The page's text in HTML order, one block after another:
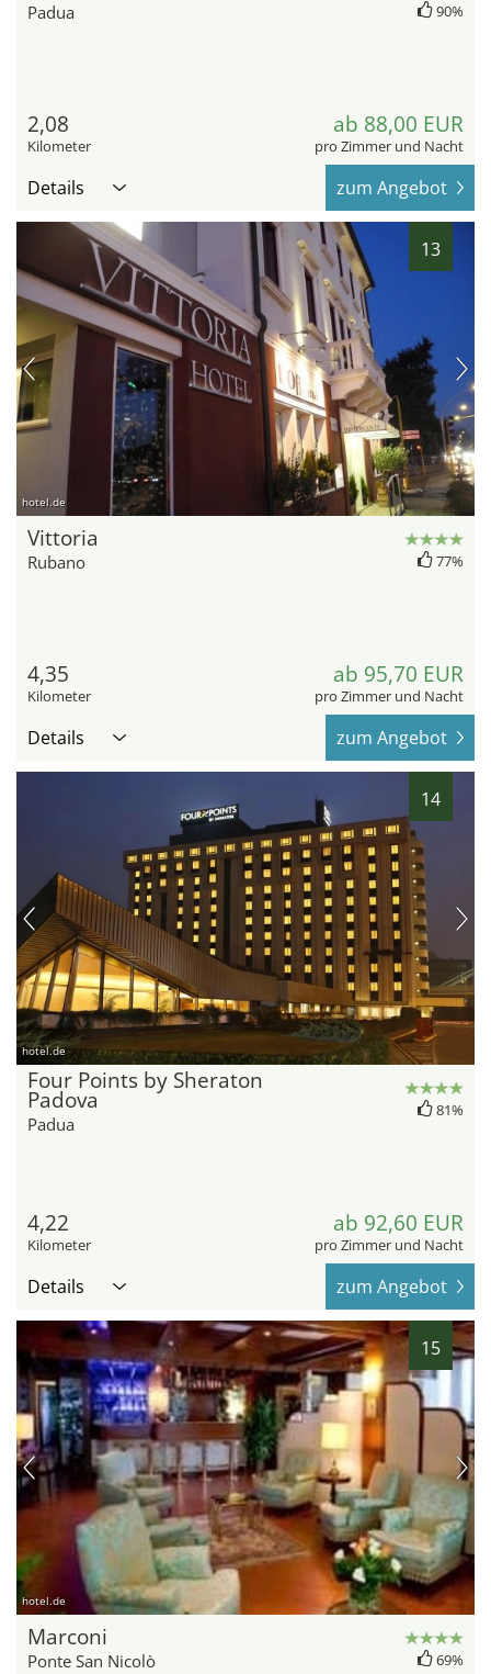
Padua 90%
2,08
Kilometer
ab 88,00 EUR
pro Zimmer und Nacht
Details zum Angebot
13
hotel.de
Vittoria
Rubano 77%
4,35
Kilometer
ab 95,70 EUR
pro Zimmer und Nacht
Details zum Angebot
14
hotel.de
Four Points by Sheraton
Padova
Padua
81%
4,22
Kilometer
ab 92,60 EUR
pro Zimmer und Nacht
Details zum Angebot
15
hotel.de
Marconi
Ponte San Nicolò 69%